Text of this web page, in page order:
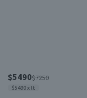
$5490$7250
$5490 x lt